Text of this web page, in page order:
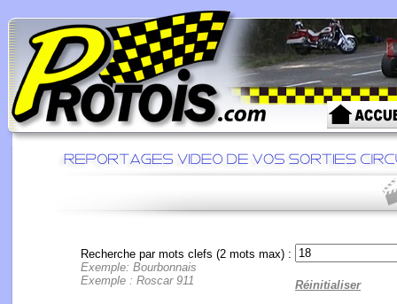
Recherche par mots clefs (2 mots max) :
Exemple: Bourbonnais
Exemple : Roscar 911
Réinitialiser